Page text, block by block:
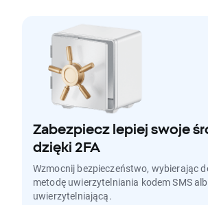
Zabezpiecz lepiej swoje
dzięki 2FA
Wzmocnij bezpieczeństwo, wybierając
metodę uwierzytelniania kodem SMS
uwierzytelniającą.